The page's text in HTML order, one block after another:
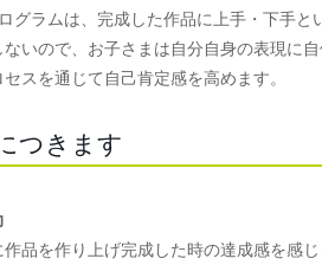
グラムは、完成した作品に上手・下手
いので、お子さまは自分自身の表現に
スを通じて自己肯定感を高めます。
つきます
品を作り上げ完成した時の達成感を感じ